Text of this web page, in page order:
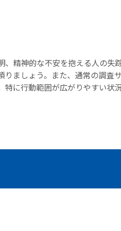
精神的な不安を抱える人の失
りましょう。また、通常の調査
に行動範囲が広がりやすい状